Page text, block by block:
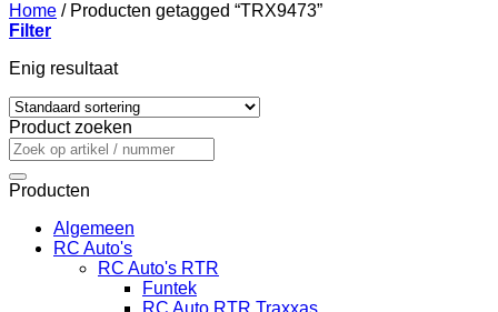
Home /Producten getagged “TRX9473”
Filter
Enig resultaat
Product zoeken
Zoeken
naar:
Producten
Algemeen
RC Auto's
RC Auto's RTR
Funtek
RC Auto RTR Traxxas